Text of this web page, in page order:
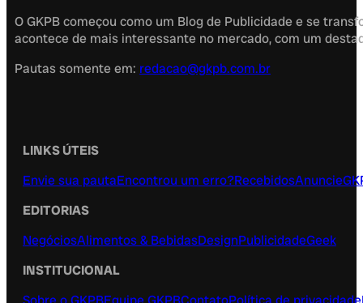
O GKPB começou como um Blog de Publicidade e se
acontece de mais interessante no mercado, com um
Pautas somente em: redacao@gkpb.com.br
LINKS ÚTEIS
Envie sua pautaEncontrou um erro?RecebidosAnuncie
EDITORIAS
NegóciosAlimentos & BebidasDesignPublicidadeGeek
INSTITUCIONAL